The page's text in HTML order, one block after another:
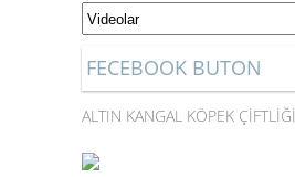
FECEBOOK BUTON
ALTIN KANGAL KÖPEK ÇİFTLİĞİ